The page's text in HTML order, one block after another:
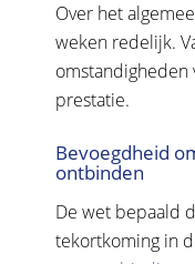
Over het
weken redelijk.
omstandigheden
prestatie.
Bevoegdheid
ontbinden
De wet bepaald
tekortkoming in